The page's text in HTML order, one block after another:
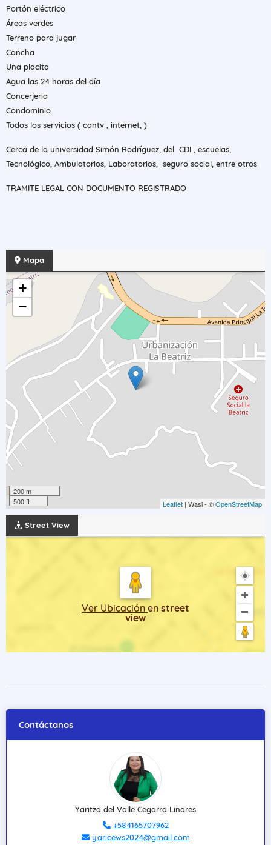
Portón eléctrico
Áreas verdes
Terreno para jugar
Cancha
Una placita
Agua las 24 horas del día
Concerjeria
Condominio
Todos los servicios ( cantv , internet, )
Cerca de la universidad Simón Rodríguez, del CDI , escuelas,
Tecnológico, Ambulatorios, Laboratorios, seguro social, entre otros
TRAMITE LEGAL CON DOCUMENTO REGISTRADO
Mapa
+
−
200 m
500 ft
Leaflet | Wasi - ©OpenStreetMap
Street View
Ver Ubicación en street
view
Contáctanos
Yaritza del Valle Cegarra Linares
+584165707962
yaricews2024@gmail.com